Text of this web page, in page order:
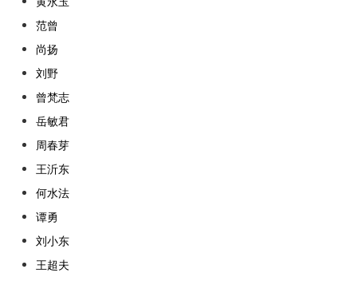
范曾
尚扬
刘野
曾梵志
岳敏君
周春芽
王沂东
何水法
谭勇
刘小东
王超夫